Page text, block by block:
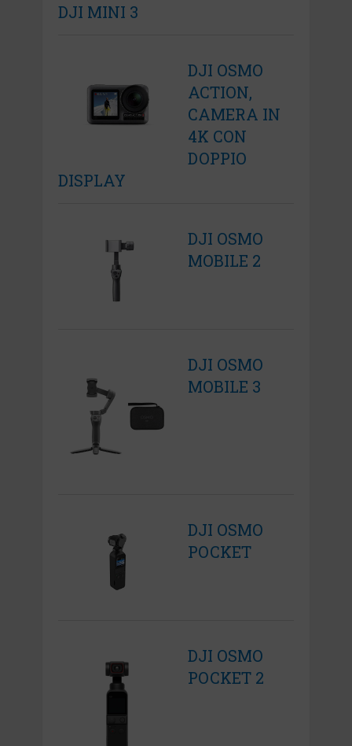
DJI MINI 3
DJI OSMO
ACTION,
CAMERA IN
4K CON
DOPPIO
DISPLAY
DJI OSMO
MOBILE 2
DJI OSMO
MOBILE 3
DJI OSMO
POCKET
DJI OSMO
POCKET 2